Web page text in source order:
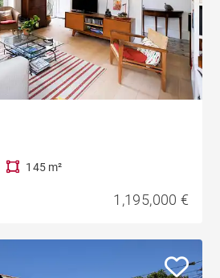
145 m²
1,195,000 €